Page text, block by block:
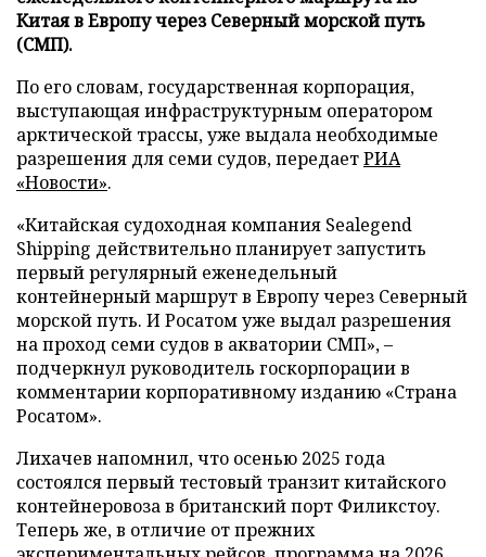
Китая в Европу через Северный морской путь
(СМП).
По его словам, государственная корпорация,
выступающая инфраструктурным оператором
арктической трассы, уже выдала необходимые
разрешения для семи судов, передаетРИА
«Новости».
«Китайская судоходная компания Sealegend
Shipping действительно планирует запустить
первый регулярный еженедельный
контейнерный маршрут в Европу через Северный
морской путь. И Росатом уже выдал разрешения
на проход семи судов в акватории СМП», –
подчеркнул руководитель госкорпорации в
комментарии корпоративному изданию «Страна
Росатом».
Лихачев напомнил, что осенью 2025 года
состоялся первый тестовый транзит китайского
контейнеровоза в британский порт Филикстоу.
Теперь же, в отличие от прежних